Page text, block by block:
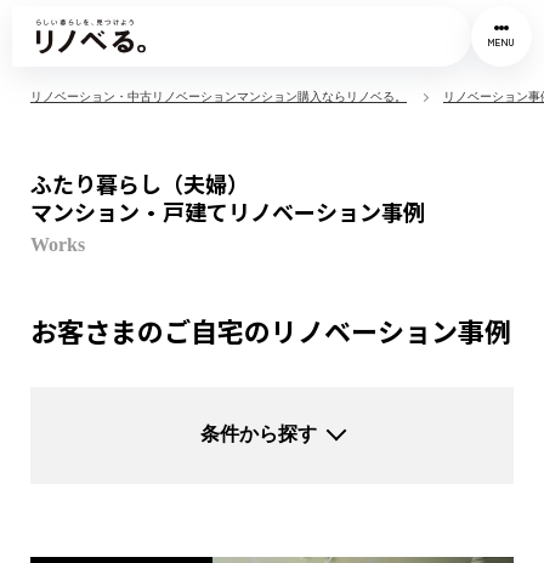
MENU
リノベーション・中古リノベーションマンション購入ならリノベる。 リノベーション事
ふたり暮らし（夫婦）
マンション・戸建てリノベーション事例
Works
お客さまのご自宅のリノベーション事例
条件から探す